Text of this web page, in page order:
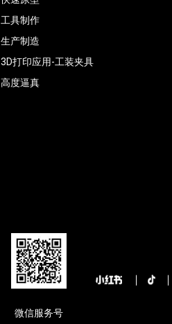
工具制作
生产制造
3D打印应用-工装夹具
高度逼真
微信服务号